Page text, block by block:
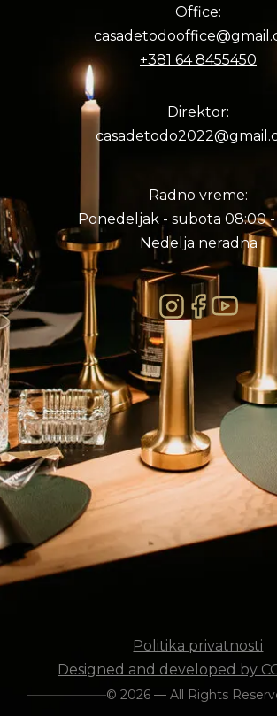
Office:
+381 64 8455450
Direktor:
Radno vreme:
Ponedeljak - subota 08:00
Nedelja neradna
Designed and developed by
Politika privatnosti
© 2026 — All Rights